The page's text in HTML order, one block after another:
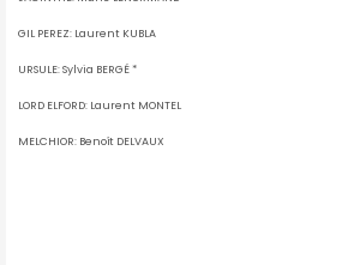
GIL PEREZ: Laurent KUBLA
URSULE: Sylvia BERGÉ *
LORD ELFORD: Laurent MONTEL
MELCHIOR: Benoît DELVAUX